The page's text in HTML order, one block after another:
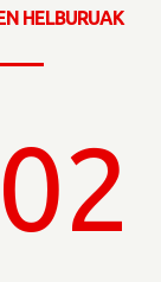
HELBURUAK
02